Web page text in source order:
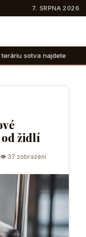
7. SRPNA 2026
Suchozemské
židlí
👁 37 zobrazení